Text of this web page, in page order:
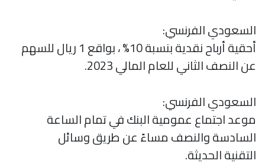
السعودي الفرنسي:
أحقية أرباح نقدية بنسبة 10% ، بواقع 1 ريال للسهم
عن النصف الثاني للعام المالي 2023.
السعودي الفرنسي:
موعد اجتماع عمومية البنك في تمام الساعة
السادسة والنصف مساءً عن طريق وسائل
التقنية الحديثة.